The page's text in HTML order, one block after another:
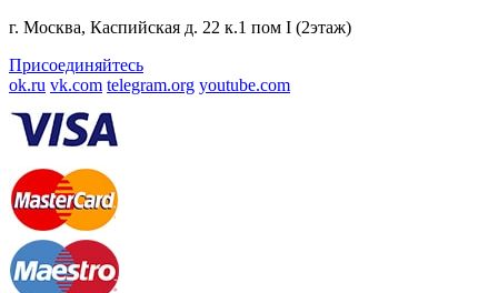
г. Москва, Каспийская д. 22 к.1 пом I (2этаж)
Присоединяйтесь
ok.ru vk.com telegram.org youtube.com